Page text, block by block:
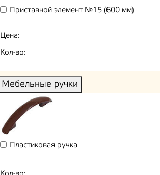
Приставной элемент №15 (600 мм)
Цена:
Кол-во:
Мебельные ручки
Пластиковая ручка